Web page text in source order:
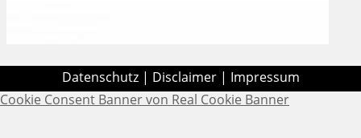
Datenschutz| Disclaimer| Impressum
Cookie Consent Banner von Real Cookie Banner